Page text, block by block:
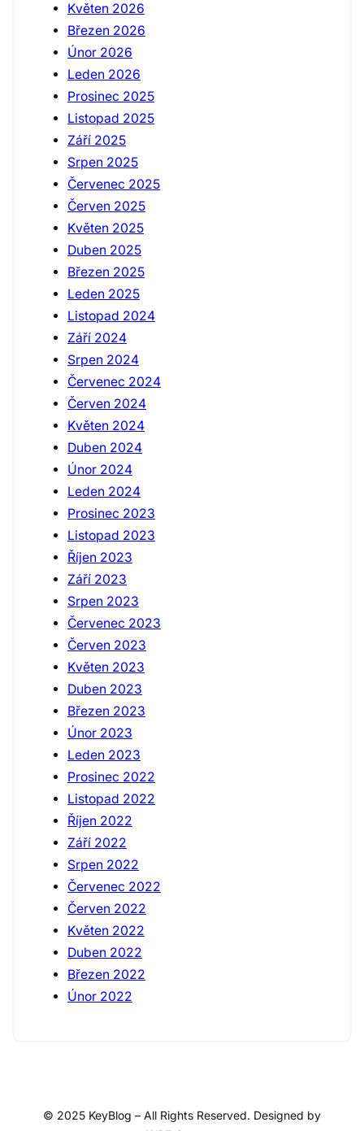
Květen 2026
Březen 2026
Únor 2026
Leden 2026
Prosinec 2025
Listopad 2025
Září 2025
Srpen 2025
Červenec 2025
Červen 2025
Květen 2025
Duben 2025
Březen 2025
Leden 2025
Listopad 2024
Září 2024
Srpen 2024
Červenec 2024
Červen 2024
Květen 2024
Duben 2024
Únor 2024
Leden 2024
Prosinec 2023
Listopad 2023
Říjen 2023
Září 2023
Srpen 2023
Červenec 2023
Červen 2023
Květen 2023
Duben 2023
Březen 2023
Únor 2023
Leden 2023
Prosinec 2022
Listopad 2022
Říjen 2022
Září 2022
Srpen 2022
Červenec 2022
Červen 2022
Květen 2022
Duben 2022
Březen 2022
Únor 2022
© 2025 KeyBlog – All Rights Reserved. Designed by